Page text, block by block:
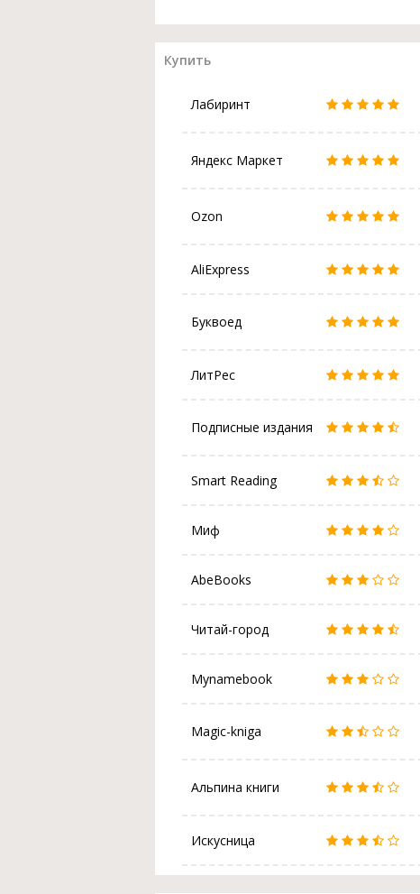
Купить
Лабиринт
Яндекс Маркет
Ozon
AliExpress
Буквоед
ЛитРес
Подписные издания
Smart Reading
Миф
AbeBooks
Читай-город
Mynamebook
Magic-kniga
Альпина книги
Искусница